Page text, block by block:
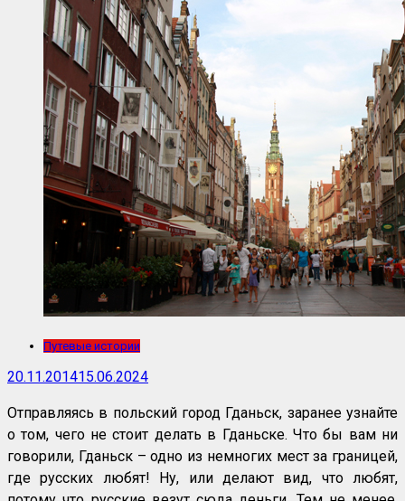
Путевые истории
20.11.201415.06.2024
Отправляясь в польский город Гданьск, заранее узнайте
о том, чего не стоит делать в Гданьске. Что бы вам ни
говорили, Гданьск – одно из немногих мест за границей,
где русских любят! Ну, или делают вид, что любят,